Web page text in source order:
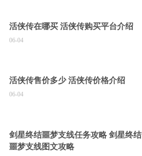
活侠传在哪买 活侠传购买平台介绍
06-04
活侠传售价多少 活侠传价格介绍
06-04
剑星终结噩梦支线任务攻略 剑星终结
噩梦支线图文攻略